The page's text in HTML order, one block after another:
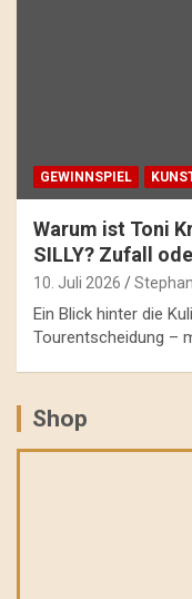
GEWINNSPIEL
Warum ist Toni
SILLY? Zufall
10. Juli 2026
Ein Blick hinter die
Tourentscheidung –
Shop